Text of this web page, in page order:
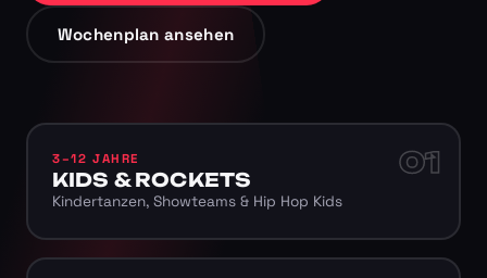
Wochenplan ansehen
01
3–12 JAHRE
KIDS & ROCKETS
Kindertanzen, Showteams & Hip Hop Kids